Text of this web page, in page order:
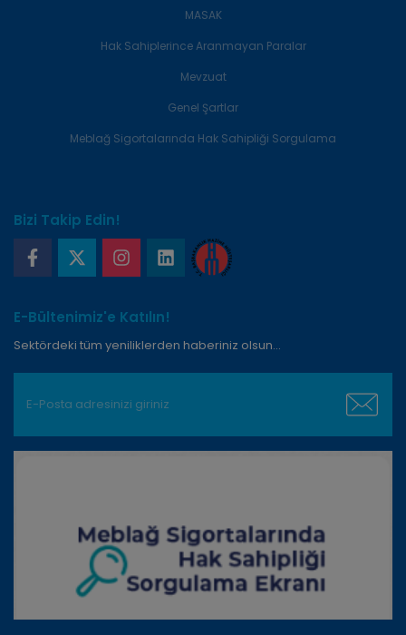
yeniden düzenlenmesi,
getirilmesi, sınıflandırılması ya da
kullanılmasının engellenmesi gibi
veriler üzerinde gerçekleştirilen
Kanun
Korunması Kanunu
Kurul Kişisel Verileri Koruma Kurulu
Özel
Kişilerin ırkı, etnik kökeni, siyasi
mezhebi veya diğer inançları, kılık
ve kıyafeti, dernek, vakıf ya da
ile biyometrik ve genetik verileri
Çalışan
Adayı
Orient Sigorta’ya iş başvurusunda
bulunarak kişisel bilgilerini
MASAK
Hak Sahiplerince Aranmayan Paralar
Mevzuat
Genel Şartlar
Meblağ Sigortalarında Hak Sahipliği Sorgulama
Bizi Takip Edin!
E-Bültenimiz'e Katılın!
Sektördeki tüm yeniliklerden haberiniz olsun...